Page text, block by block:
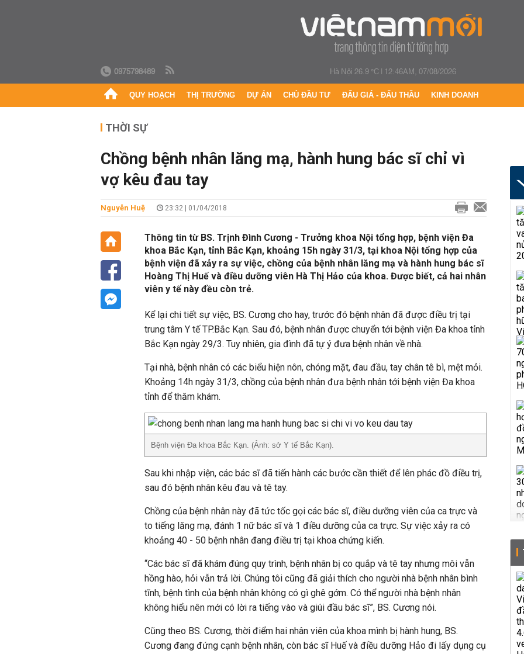
0975798489 Hà Nội 26.9 °C| 12:46AM, 07/08/2026
QUY HOẠCH THỊ TRƯỜNG DỰ ÁN CHỦ ĐẦU TƯ ĐẤU GIÁ - ĐẤU THẦU KINH DOANH
THỜI SỰ
Chồng bệnh nhân lăng mạ, hành hung bác sĩ chỉ vì
vợ kêu đau tay
Nguyễn Huệ 23:32 | 01/04/2018
Thông tin từ BS. Trịnh Đình Cương - Trưởng khoa Nội tổng hợp, bệnh viện Đa
khoa Bắc Kạn, tỉnh Bắc Kạn, khoảng 15h ngày 31/3, tại khoa Nội tổng hợp của
bệnh viện đã xảy ra sự việc, chồng của bệnh nhân lăng mạ và hành hung bác sĩ
Hoàng Thị Huế và điều dưỡng viên Hà Thị Hảo của khoa. Được biết, cả hai nhân
viên y tế này đều còn trẻ.
Kể lại chi tiết sự việc, BS. Cương cho hay, trước đó bệnh nhân đã được điều trị tại
trung tâm Y tế TP.Bắc Kạn. Sau đó, bệnh nhân được chuyển tới bệnh viện Đa khoa tỉnh
Bắc Kạn ngày 29/3. Tuy nhiên, gia đình đã tự ý đưa bệnh nhân về nhà.
Tại nhà, bệnh nhân có các biểu hiện nôn, chóng mặt, đau đầu, tay chân tê bì, mệt mỏi.
Khoảng 14h ngày 31/3, chồng của bệnh nhân đưa bệnh nhân tới bệnh viện Đa khoa
tỉnh để thăm khám.
Bệnh viện Đa khoa Bắc Kạn. (Ảnh: sở Y tế Bắc Kạn).
Sau khi nhập viện, các bác sĩ đã tiến hành các bước cần thiết để lên phác đồ điều trị,
sau đó bệnh nhân kêu đau và tê tay.
Chồng của bệnh nhân này đã tức tốc gọi các bác sĩ, điều dưỡng viên của ca trực và
to tiếng lăng mạ, đánh 1 nữ bác sĩ và 1 điều dưỡng của ca trực. Sự việc xảy ra có
khoảng 40 - 50 bệnh nhân đang điều trị tại khoa chứng kiến.
“Các bác sĩ đã khám đúng quy trình, bệnh nhân bị co quắp và tê tay nhưng môi vẫn
hồng hào, hỏi vẫn trả lời. Chúng tôi cũng đã giải thích cho người nhà bệnh nhân bình
tĩnh, bệnh tình của bệnh nhân không có gì ghê gớm. Có thể người nhà bệnh nhân
không hiểu nên mới có lời ra tiếng vào và giúi đầu bác sĩ”, BS. Cương nói.
Cũng theo BS. Cương, thời điểm hai nhân viên của khoa mình bị hành hung, BS.
Cương đang đứng cạnh bệnh nhân, còn bác sĩ Huế và điều dưỡng Hảo đi lấy dụng cụ